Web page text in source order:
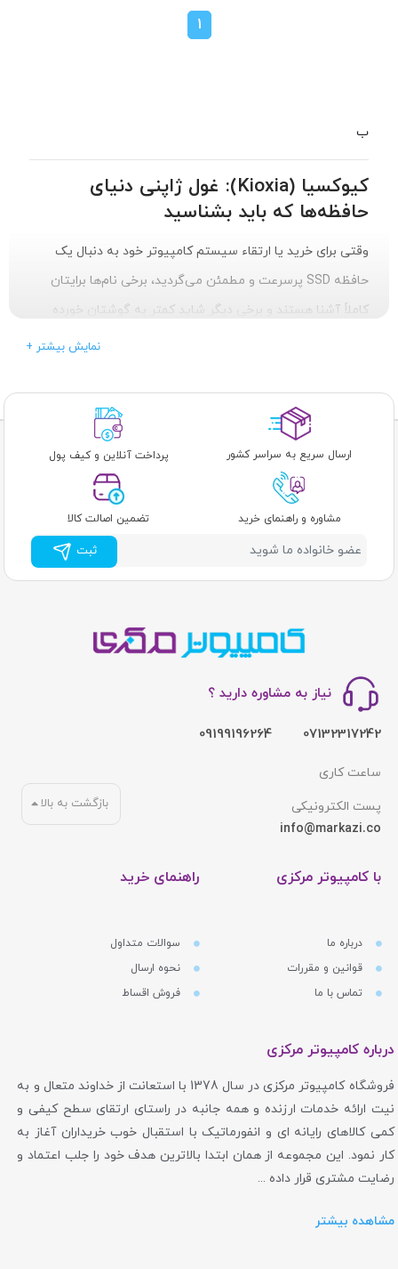
1
ب
کیوکسیا (Kioxia): غول ژاپنی دنیای
حافظه‌ها که باید بشناسید
وقتی برای خرید یا ارتقاء سیستم کامپیوتر خود به دنبال یک
حافظه SSD پرسرعت و مطمئن می‌گردید، برخی نام‌ها برایتان
کاملاً آشنا هستند و برخی دیگر شاید کمتر به گوشتان خورده
یکی از آن اسم‌هایی
حقیقت، پشت این نام، یکی از معتبرترین و قدیمی‌ترین
پیشگامان صنعت حافظه‌های دیجیتال در جهان پنهان شده است.
کیوکسیا یک تازه وارد نیست؛ این نام جدید
توشیبا است
مهم‌ترین نکته‌ای که باید درباره کیوکسیا بدانید این است:
دهه‌ها به کیفیت و نوآوری در دنیای الکترونیک شهرت داشت.
با نام جدید "Kioxia" به فعالیت خود ادامه داد. این نام از ترکیب
معنای "ارزش" ساخته شده است. این تغییر نام، نشان‌دهنده
شروع فصلی جدید برای شرکتی بود که در واقع، خودمخترع
می‌کنید، در واقع در حال خرید محصولی هستید که حاصل بیش
از سه دهه تجربه، تحقیق و توسعه توسط مهندسان توشیبا
است. این یک میراث قدرتمند از کیفیت و نوآوری است که در هر
چرا باید به برند کیوکسیا اعتماد کنیم؟
در بازاری که پر از گزینه‌های مختلف است، اعتماد حرف اول را
می‌زند. کیوکسیا به چند دلیل کلیدی یک انتخاب هوشمندانه و
+ نمایش بیشتر
ارسال سریع به سراسر کشور پرداخت آنلاین و کیف پول
مشاوره و راهنمای خرید تضمین اصالت کالا
ثبت
نیاز به مشاوره دارید ؟
07132317242
09199196264
ساعت کاری
پست الکترونیکی
info@markazi.co
با کامپیوتر مرکزی
درباره ما
قوانین و مقررات
تماس با ما
راهنمای خرید
سوالات متداول
نحوه ارسال
فروش اقساط
بازگشت به بالا
درباره کامپیوتر مرکزی
فروشگاه کامپیوتر مرکزی در سال 1378 با استعانت از خداوند متعال و به
نیت ارائه خدمات ارزنده و همه جانبه در راستای ارتقای سطح کیفی و
کمی کالاهای رایانه ای و انفورماتیک با استقبال خوب خریداران آغاز به
کار نمود. این مجموعه از همان ابتدا بالاترین هدف خود را جلب اعتماد و
رضایت مشتری قرار داده ...
مشاهده بیشتر